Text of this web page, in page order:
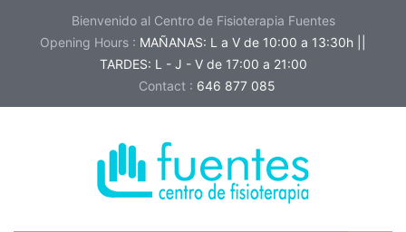
Bienvenido al Centro de Fisioterapia Fuentes
Opening Hours : MAÑANAS: L a V de 10:00 a 13:30h ||
TARDES: L - J - V de 17:00 a 21:00
Contact : 646 877 085